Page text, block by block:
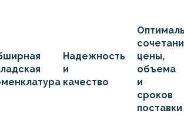
Надежность
и
качество
цены,
объема
и
сроков
поставки